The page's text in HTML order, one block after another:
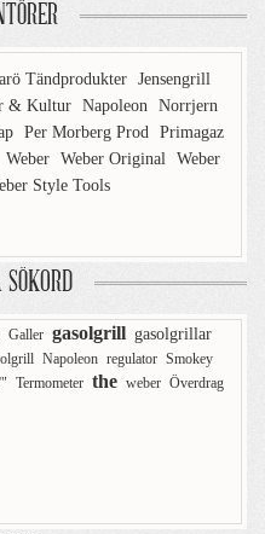
Tändprodukter Jensengrill
& Kultur Napoleon Norrjern
Per Morberg Prod Primagaz
Weber Weber Original Weber
Style Tools
Galler gasolgrill gasolgrillar
Napoleon regulator Smokey
Termometer the weber Överdrag